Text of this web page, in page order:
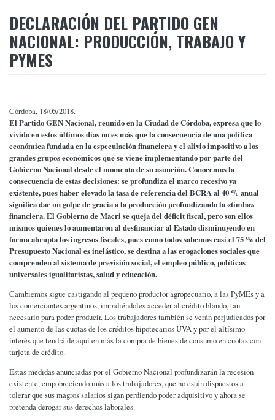
DECLARACIÓN DEL PARTIDO GEN
NACIONAL: PRODUCCIÓN, TRABAJO Y
PYMES
Córdoba, 18/05/2018.
El Partido GEN Nacional, reunido en la Ciudad de Córdoba, expresa que lo
vivido en estos últimos días no es más que la consecuencia de una política
económica fundada en la especulación financiera y el alivio impositivo a los
grandes grupos económicos que se viene implementando por parte del
Gobierno Nacional desde el momento de su asunción. Conocemos la
consecuencia de estas decisiones: se profundiza el marco recesivo ya
existente, pues haber elevado la tasa de referencia del BCRA al 40 % anual
significa dar un golpe de gracia a la producción profundizando la «timba»
financiera. El Gobierno de Macri se queja del déficit fiscal, pero son ellos
mismos quienes lo aumentaron al desfinanciar al Estado disminuyendo en
forma abrupta los ingresos fiscales, pues como todos sabemos casi el 75 % del
Presupuesto Nacional es inelástico, se destina a las erogaciones sociales que
comprenden al sistema de previsión social, el empleo público, políticas
universales igualitaristas, salud y educación.
Cambiemos sigue castigando al pequeño productor agropecuario, a las PyMEs y a
los comerciantes argentinos, impidiéndoles acceder al crédito blando, tan
necesario para poder producir. Los trabajadores también se verán perjudicados por
el aumento de las cuotas de los créditos hipotecarios UVA y por el altísimo
interés que tendrá de aquí en más la compra de bienes de consumo en cuotas con
tarjeta de crédito.
Estas medidas anunciadas por el Gobierno Nacional profundizarán la recesión
existente, empobreciendo más a los trabajadores, que no están dispuestos a
tolerar que sus magros salarios sigan perdiendo poder adquisitivo y ahora se
pretenda derogar sus derechos laborales.